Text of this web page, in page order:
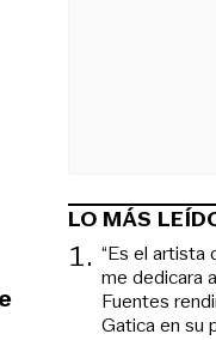
LO MÁS
1. “Es el artista
me dedicara
Fuentes
Gatica en su